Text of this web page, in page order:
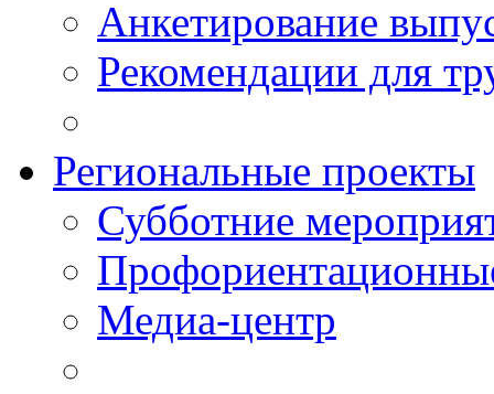
Анкетирование
Рекомендации для
Региональные проекты
Субботние
Медиа-центр